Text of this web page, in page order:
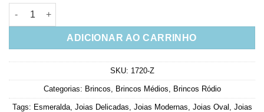
Brinco Esmeralda Oval Com Zirconias Cristais Semi Joias
ADICIONAR AO CARRINHO
SKU: 1720-Z
Categorias: Brincos Brincos Médios Brincos Ródio
Tags: Esmeralda, Joias Delicadas Joias Modernas Joias Oval Joias